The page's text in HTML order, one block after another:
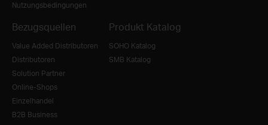
Nutzungsbedingungen
Bezugsquellen
Value Added Distributoren
Distributoren
Solution Partner
Online-Shops
Einzelhandel
B2B Business
Produkt Katalog
SOHO Katalog
SMB Katalog